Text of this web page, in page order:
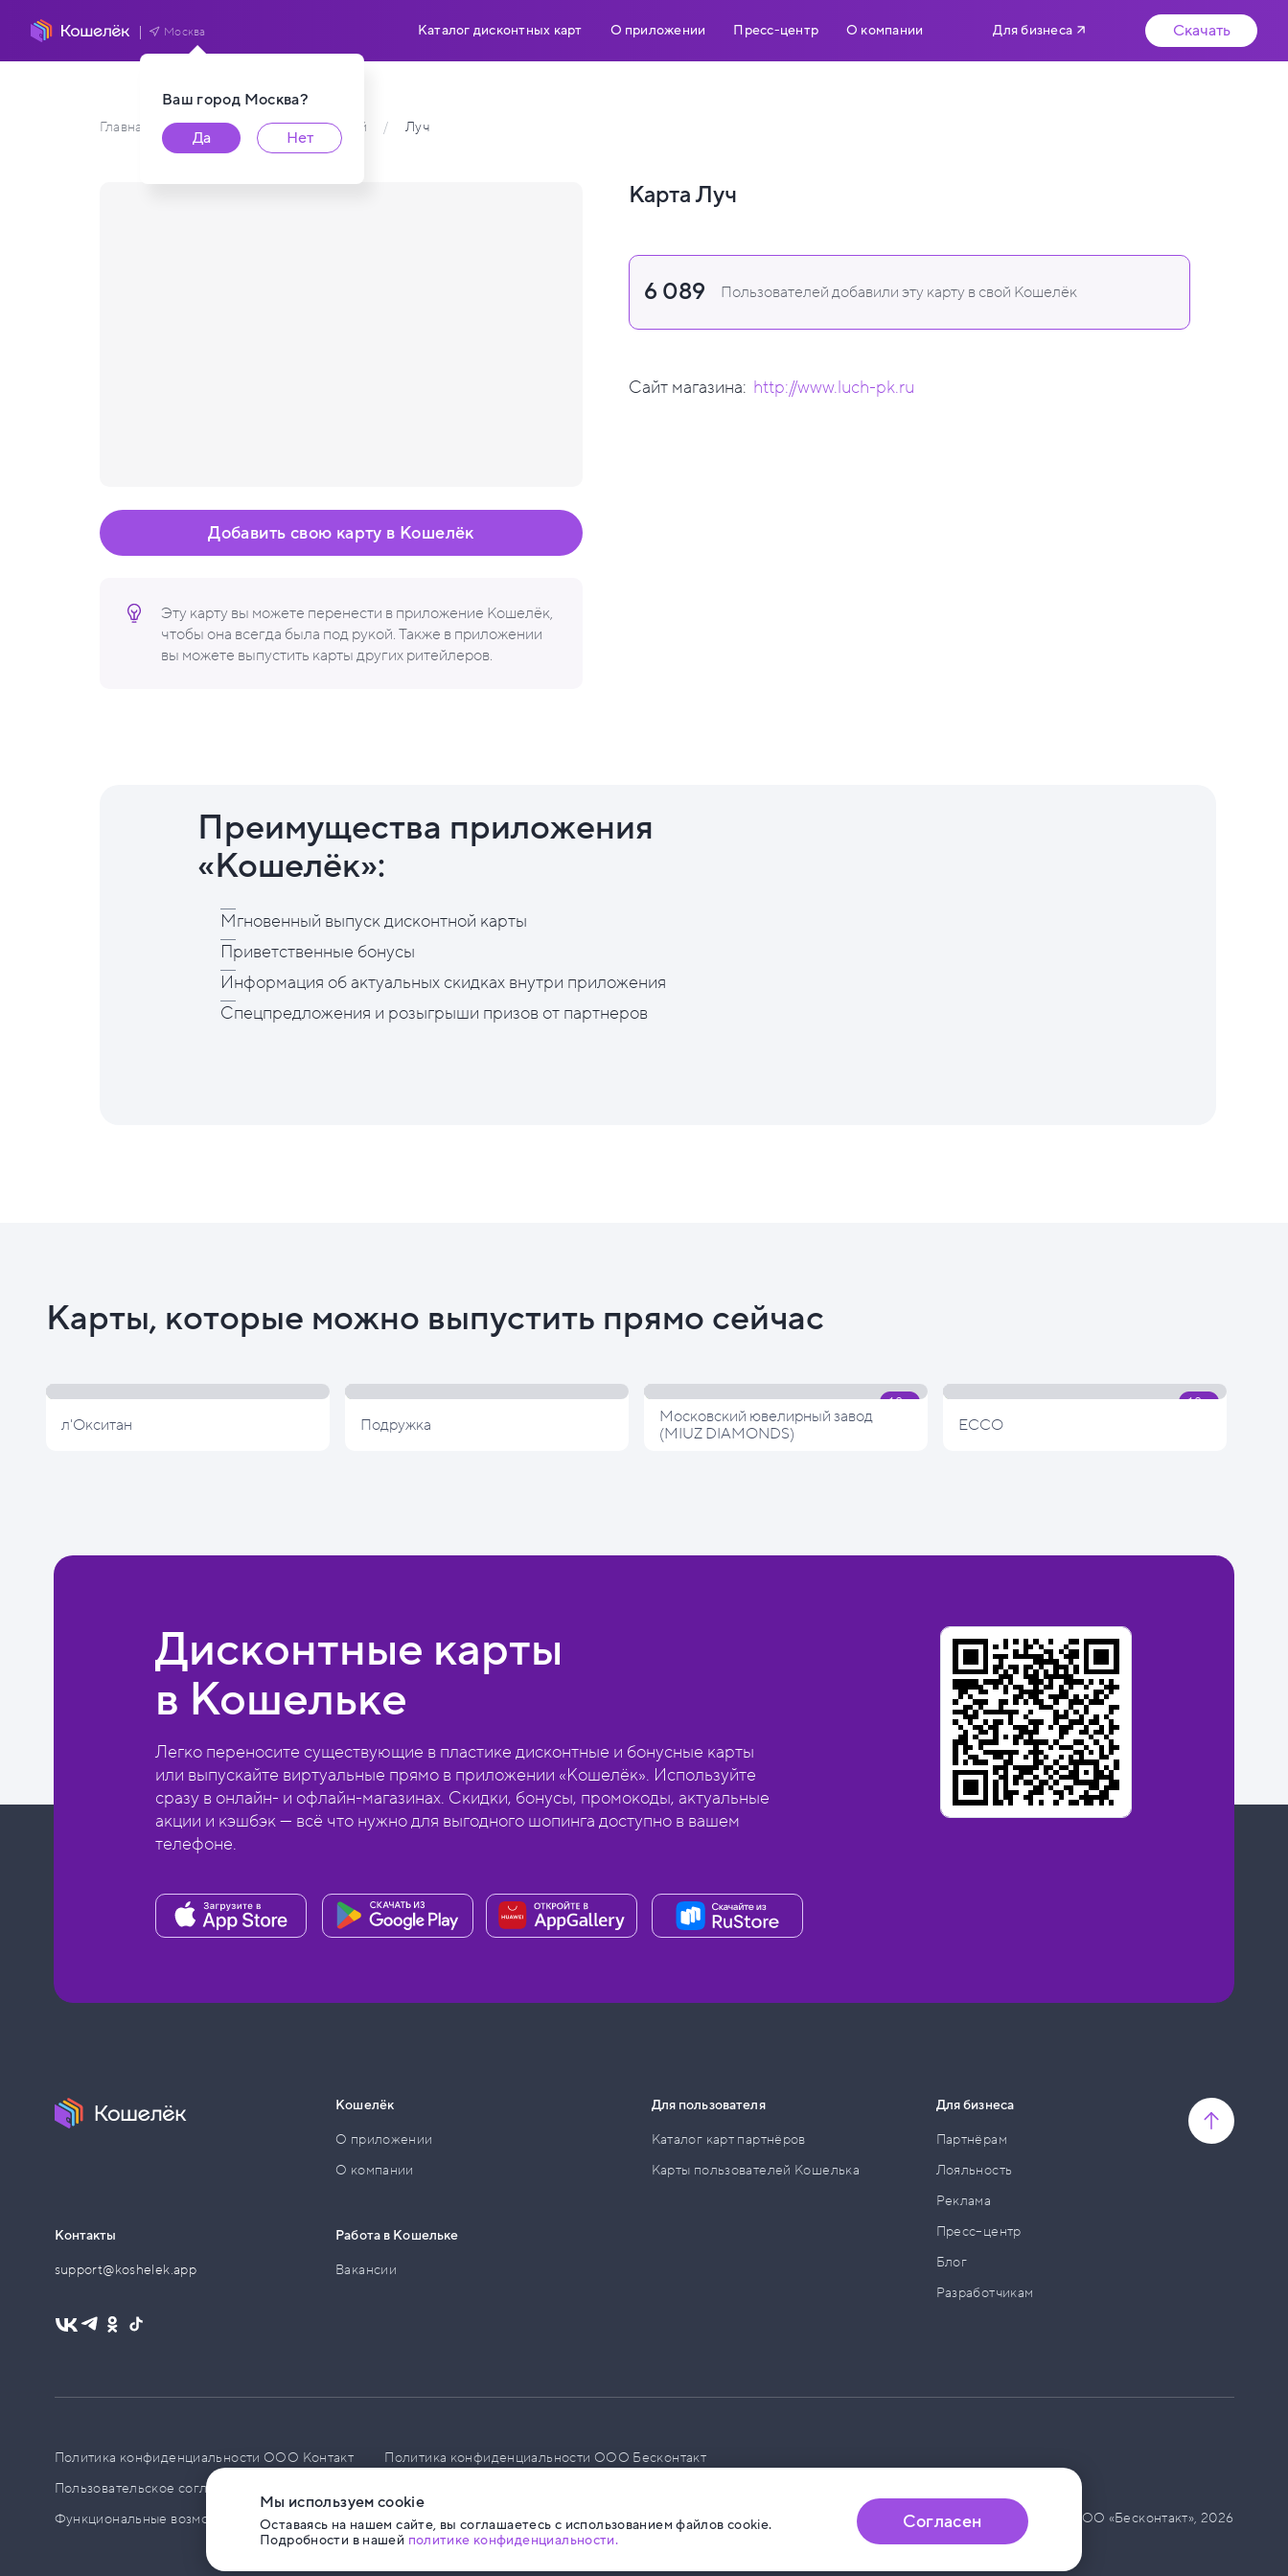
Ваш город Москва?
Да
Нет
Москва Каталог дисконтных карт О приложении Пресс-центр О компании Для бизнеса Скачать
Главная / Каталог карт пользователей / Луч
Эту карту вы можете перенести в приложение Кошелёк,
чтобы она всегда была под рукой. Также в приложении
вы можете выпустить карты других ритейлеров.
Добавить свою карту в Кошелёк
Карта Луч
6 089 Пользователей добавили эту карту в свой Кошелёк
Сайт магазина: http://www.luch-pk.ru
Преимущества приложения
«Кошелёк»:
Мгновенный выпуск дисконтной карты
Приветственные бонусы
Информация об актуальных скидках внутри приложения
Спецпредложения и розыгрыши призов от партнеров
Карты, которые можно выпустить прямо сейчас
л'Окситан Подружка
Московский ювелирный завод
(MIUZ DIAMONDS)
ECCO
Дисконтные карты
в Кошельке
Легко переносите существующие в пластике дисконтные и бонусные карты
или выпускайте виртуальные прямо в приложении «Кошелёк». Используйте
сразу в онлайн- и офлайн-магазинах. Скидки, бонусы, промокоды, актуальные
акции и кэшбэк — всё что нужно для выгодного шопинга доступно в вашем
телефоне.
Контакты
support@koshelek.app
Кошелёк
О приложении
О компании
Работа в Кошельке
Вакансии
Для пользователя
Каталог карт партнёров
Карты пользователей Кошелька
Для бизнеса
Партнёрам
Лояльность
Реклама
Пресс–центр
Блог
Разработчикам
Политика конфиденциальности ООО Контакт
Политика конфиденциальности ООО Бесконтакт
Пользовательское соглашение
Функциональные возможности ПО
© ООО «Бесконтакт», 2026
Мы используем cookie
Оставаясь на нашем сайте, вы соглашаетесь с использованием файлов cookie.
Подробности в нашей политике конфиденциальности.
Согласен